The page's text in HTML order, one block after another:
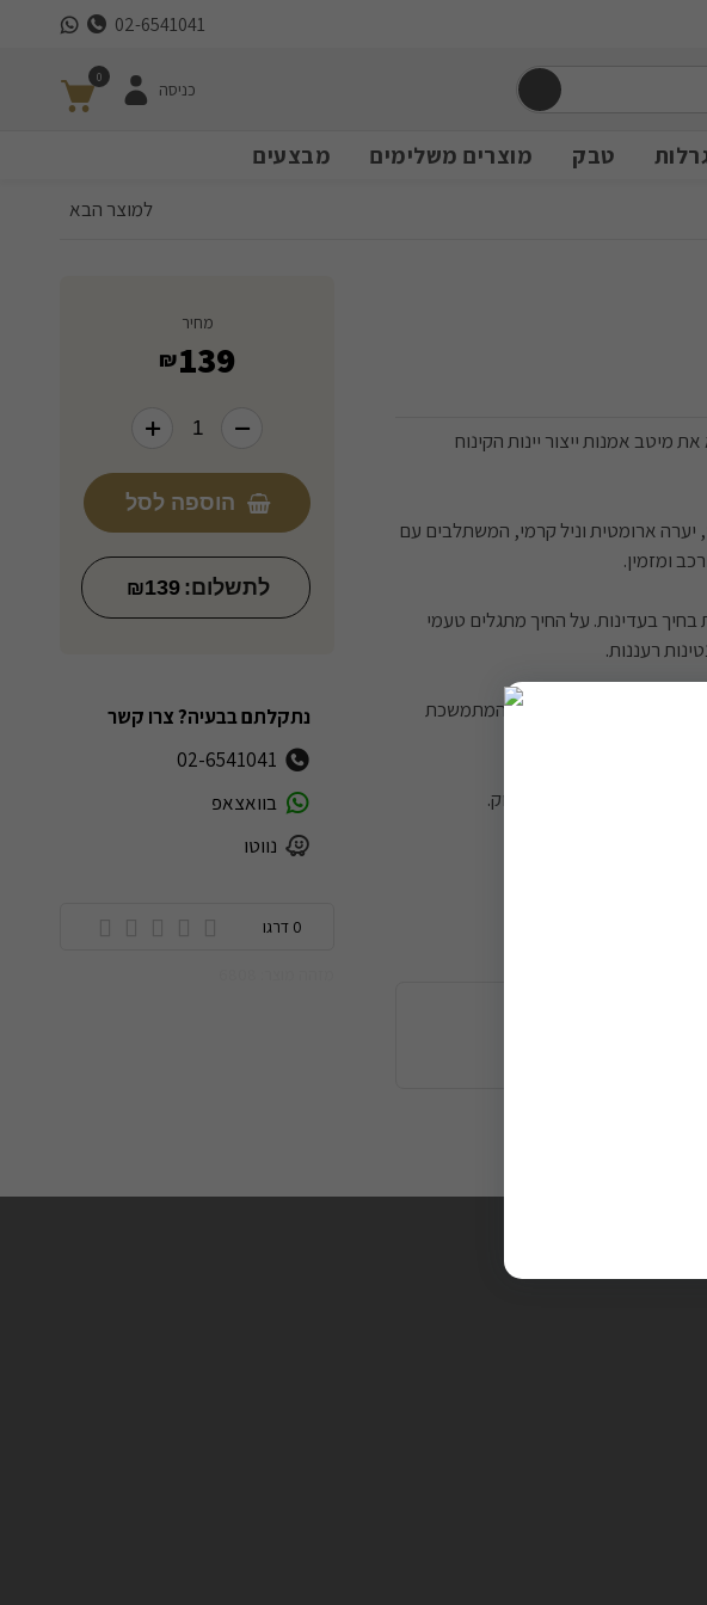
02-6541041
0
כניסה
טבק מוצרים משלימים מבצעים
למוצר הבא
מיטב אמנות ייצור יינות הקינוח
יערה ארומטית וניל קרמי, המשתלבים עם
ומזמין.
בעדינות. על החיך מתגלים טעמי
רעננות.
וסיומת ארוכה ועסיסית המתמשכת
להנאה עצמאית ברגעי פינוק.
מחיר
139
₪
הוספה לסל
לתשלום: 139
₪
נתקלתם בבעיה? צרו קשר
02-6541041
בוואצאפ
נווטו
0 דרגו